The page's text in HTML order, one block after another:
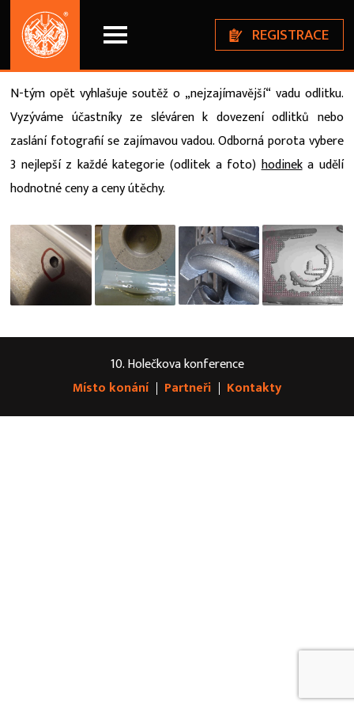
REGISTRACE
Soutěž
N-tým opět vyhlašuje soutěž o „nejzajímavější“ vadu odlitku.
Vyzýváme účastníky ze sléváren k dovezení odlitků nebo
zaslání fotografií se zajímavou vadou. Odborná porota vybere
3 nejlepší z každé kategorie (odlitek a foto)hodineka udělí
hodnotné ceny a ceny útěchy.
10. Holečkova konference
Místo konání Partneři Kontakty